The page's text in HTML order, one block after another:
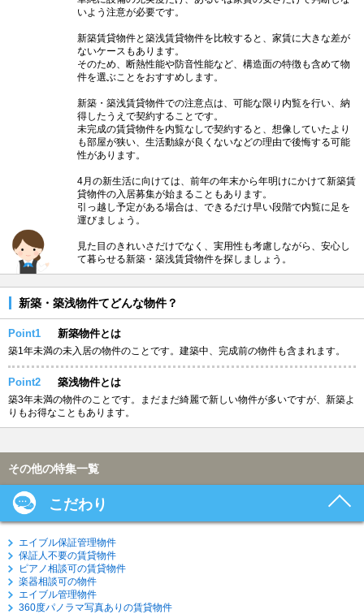
いよう注意が必要です。
新築賃貸物件と築浅賃貸物件を比較すると、家賃に大きな差が
ないケースもあります。
そのため、断熱性能や防音性能など、構造面の特徴も含めて物
件を選ぶことをおすすめします。
新築・築浅賃貸物件での注意点は、可能な限り内覧を行い、納
得したうえで契約することです。
未完成の賃貸物件を内覧なしで契約すると、想像していたより
も部屋が狭い、生活動線が良くないなどの理由で後悔する可能
性があります。
4月の新生活に向けては、前年の年末から年明けにかけて新築賃
貸物件の入居募集が始まることもあります。
引っ越し予定がある場合は、できるだけ早い段階で内覧に足を
運びましょう。
見た目のきれいさだけでなく、実用性も考慮しながら、安心し
て暮らせる新築・築浅賃貸物件を探しましょう。
新築・築浅物件てどんな物件？
Point1 新築物件とは
築1年未満の未入居の物件のことです。建築中、完成前の物件も含まれます。
Point2 築浅物件とは
築3年未満の物件のことです。まだまだ綺麗で新しい物件が多いですが、新築よ
りもお得なこともあります。
その他の特集一覧
こだわり
エイブル保証管理物件
保証人不要の賃貸物件
ピアノ相談可の賃貸物件
楽器相談可の物件
エイブル管理物件
360度パノラマ写真ありの賃貸物件